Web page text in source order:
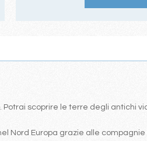
scoprire le terre degli antichi
Nord Europa grazie alle compagnie